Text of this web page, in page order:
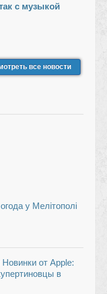
с музыкой
все новости
у Мелітополі
Новинки от Apple:
в